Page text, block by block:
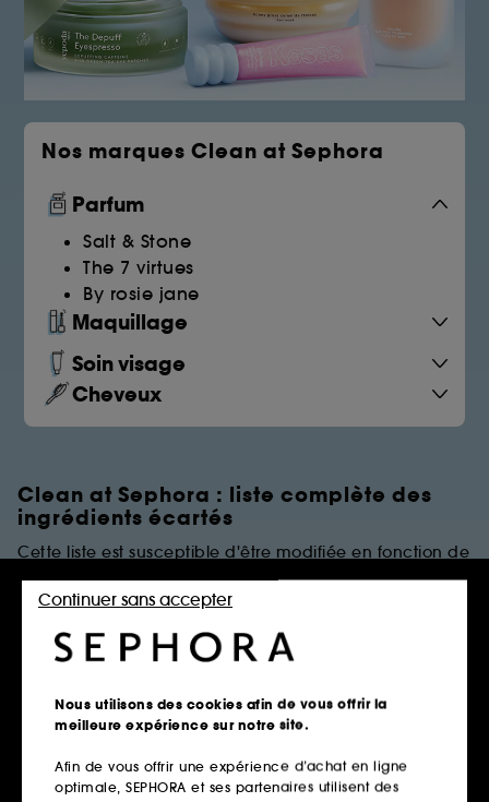
Nos marques Clean at Sephora
Parfum
Salt & Stone
The 7 virtues
By rosie jane
Maquillage
Soin visage
Cheveux
Clean at Sephora : liste complète des
ingrédients écartés
Cette liste est susceptible d'être modifiée en fonction de
PARFUMS
Règles de restrictions
Parfums Synthétiques
Nous utilisons des cookies afin de vous offrir la
meilleure expérience sur notre site.
Afin de vous offrir une expérience d’achat en ligne
optimale, SEPHORA et ses partenaires utilisent des
Continuer sans accepter